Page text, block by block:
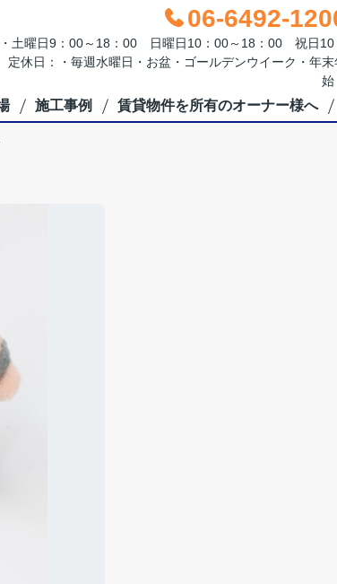
06-6492-
土曜日9：00～18：00 日曜日10：00～18：00 祝日10
休日：・毎週水曜日・お盆・ゴールデンウイーク・年末
施工事例 賃貸物件を所有のオーナー様へ